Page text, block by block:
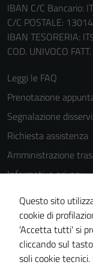
IBAN C/C
C/C POSTALE:
IBAN TESORERIA:
COD. UNIVOCO
Leggi le FAQ
Prenotazione
Segnalazione
Richiesta assistenza
Amministrazione
Informativa privacy
Cookie Policy
Note legali
Dichiarazione di
Piano di
Questo sito
cookie di
'Accetta tutti' si
cliccando sul
soli cookie tecnici.